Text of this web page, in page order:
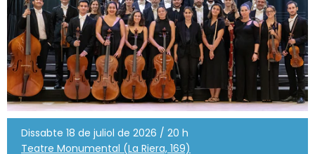
Dissabte 18 de juliol de 2026 / 20 h
Teatre Monumental (La Riera, 169)